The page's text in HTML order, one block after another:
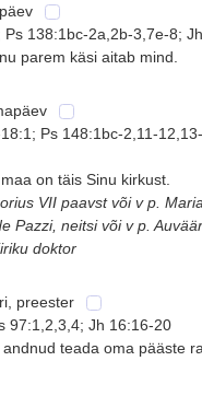
Ps 138:1bc-2a,2b-3,7e-8;
parem käsi aitab mind.
Ps 148:1bc-2,11-
on täis Sinu kirkust.
VII paavst või v p. Maria
Pazzi, neitsi või v p.
doktor
preester
97:1,2,3,4; Jh 16:16-20
teada oma pääste